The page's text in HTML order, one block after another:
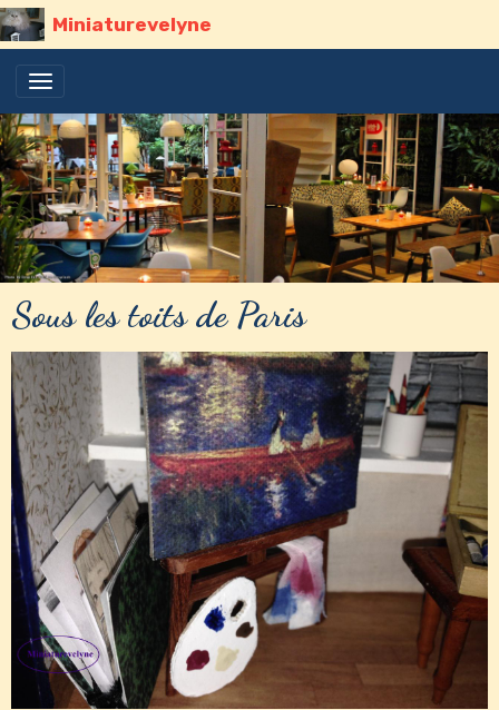
Miniaturevelyne
Sous les toits de Paris